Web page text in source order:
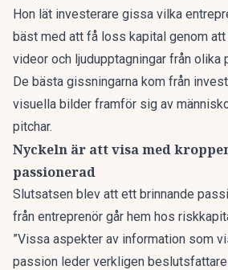
Hon lät investerare gissa vilka
bäst med att få loss kapital genom
videor och ljudupptagningar från olika
De bästa gissningarna kom från
visuella bilder framför sig av
pitchar.
Nyckeln är att visa med
passionerad
Slutsatsen blev att ett brinnande
från entreprenör går hem hos
”Vissa aspekter av information som
passion leder verkligen